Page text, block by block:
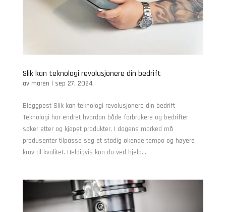
Slik kan teknologi revolusjonere din bedrift
av maren | sep 27, 2024
Bloggpost Slik kan teknologi revolusjonere din bedrift
Teknologi har endret hvordan både forbrukere og bedrifter
søker etter og kjøpet produkter. I dagens marked må
produsenter tilpasse seg et stadig økende tempo og høyere
krav til kvalitet. Heldigvis kan du ved hjelp...